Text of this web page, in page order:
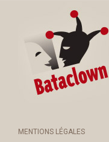
MENTIONS LÉGALES